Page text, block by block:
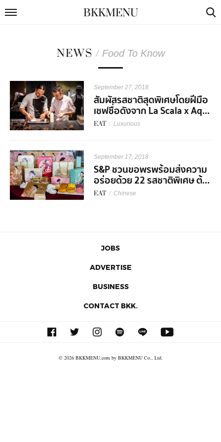
BKKMENU
NEWS / Food To Know
September 27, 2018
สัมผัสรสชาติสุดพิเศษโดยฝีมือ
เชฟชื่อดังจาก La Scala x Aq...
EAT / Luxurious
September 17, 2018
S&P ชวนขอพรพร้อมส่งความ
อร่อยด้วย 22 รสชาติพิเศษ ต้...
EAT / Chinese
JOBS
ADVERTISE
BUSINESS
CONTACT BKK.
© 2026 BKKMENU.com by BKKMENU Co., Ltd.